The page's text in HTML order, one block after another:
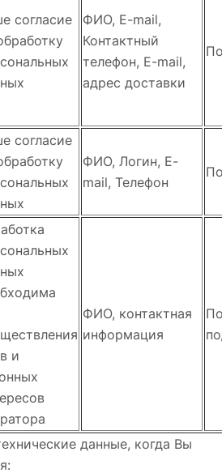
согласие
ФИО, E-mail,
Контактный
телефон, E-mail,
адрес доставки
согласие
ФИО, Логин, E-
mail, Телефон
и
ФИО, контактная
информация
данные, когда Вы